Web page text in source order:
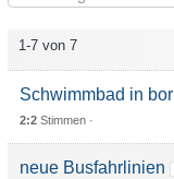
1-7 von 7
Schwimmbad in
2:2Stimmen ·
neue Busfahrlinien